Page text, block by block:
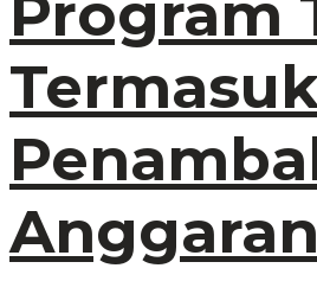
Program
Anggaran